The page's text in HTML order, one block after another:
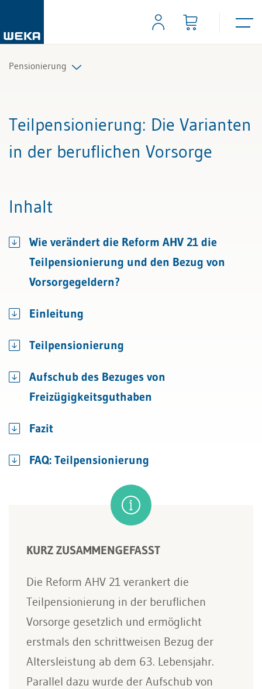
Pensionierung
Teilpensionierung: Die Varianten
in der beruflichen Vorsorge
Inhalt
Wie verändert die Reform AHV 21 die
Teilpensionierung und den Bezug von
Vorsorgegeldern?
Einleitung
Teilpensionierung
Aufschub des Bezuges von
Freizügigkeitsguthaben
Fazit
FAQ: Teilpensionierung
KURZ ZUSAMMENGEFASST
Die Reform AHV 21 verankert die
Teilpensionierung in der beruflichen
Vorsorge gesetzlich und ermöglicht
erstmals den schrittweisen Bezug der
Altersleistung ab dem 63. Lebensjahr.
Parallel dazu wurde der Aufschub von